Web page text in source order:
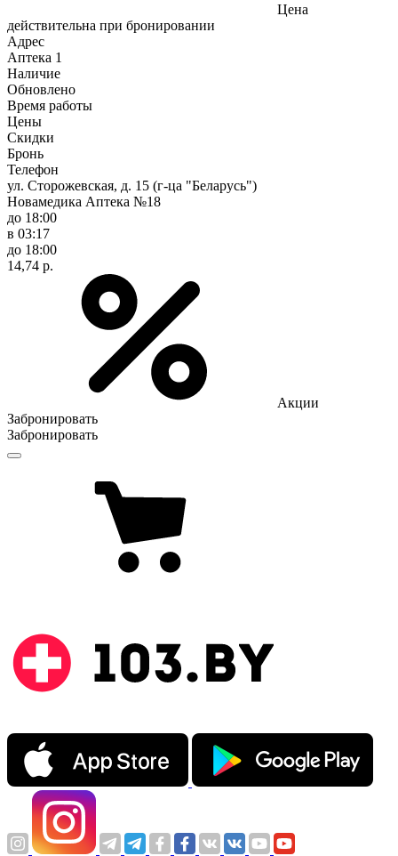
Цена
действительна при бронировании
Адрес
Аптека 1
Наличие
Обновлено
Время работы
Цены
Скидки
Бронь
Телефон
ул. Сторожевская, д. 15 (г-ца "Беларусь")
Новамедика Аптека №18
до 18:00
в 03:17
до 18:00
14,74 р.
Акции
Забронировать
Забронировать